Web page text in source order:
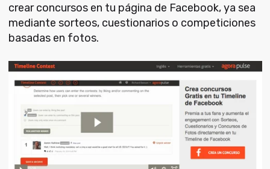
crear concursos en tu página de Facebook, ya sea
mediante sorteos, cuestionarios o competiciones
basadas en fotos.